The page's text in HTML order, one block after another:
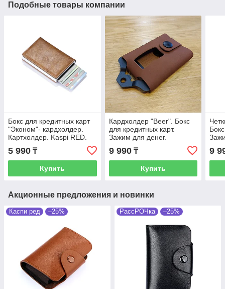
Подобные товары компании
Бокс для кредитных карт
"Эконом"- кардхолдер.
Картхолдер. Kaspi RED.
5 990 ₸
Купить
Кардхолдер "Beer". Бокс
для кредитных карт.
Зажим для денег.
Картхолдер. Открывашка
для пива.
9 990₸
Купить
для
9
Акционные предложения и новинки
Каспи ред –25% РассРОЧка –25%